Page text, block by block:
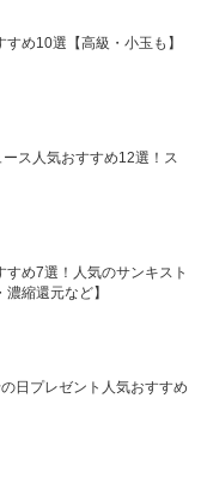
め10選【高級・小玉も】
ス人気おすすめ12選！ス
め7選！人気のサンキスト
縮還元など】
日プレゼント人気おすすめ